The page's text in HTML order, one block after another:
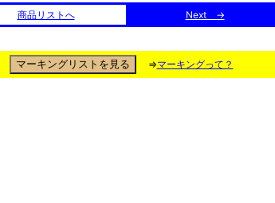
商品リストへ Next →
⇒マーキングって？